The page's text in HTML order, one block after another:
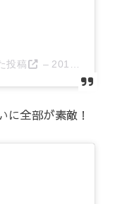
投稿 – 2018年 7月月25日午前12時05分PDT
に全部が素敵！